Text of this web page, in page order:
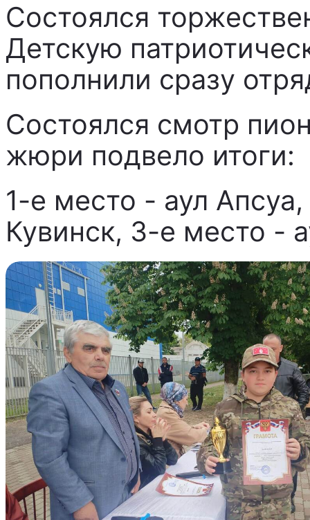
Состоялся
Детскую
пополнили сразу
Состоялся смотр
жюри подвело итоги:
1-е место - аул
Кувинск, 3-е место -